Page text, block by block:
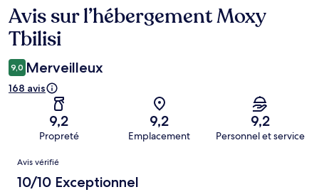
Avis
Avis sur l’hébergement Moxy
Tbilisi
9,0 Merveilleux
168 avis
9,2
Propreté
9,2
Emplacement
9,2
Personnel et service
Avis
Avis vérifié
10/10 Exceptionnel